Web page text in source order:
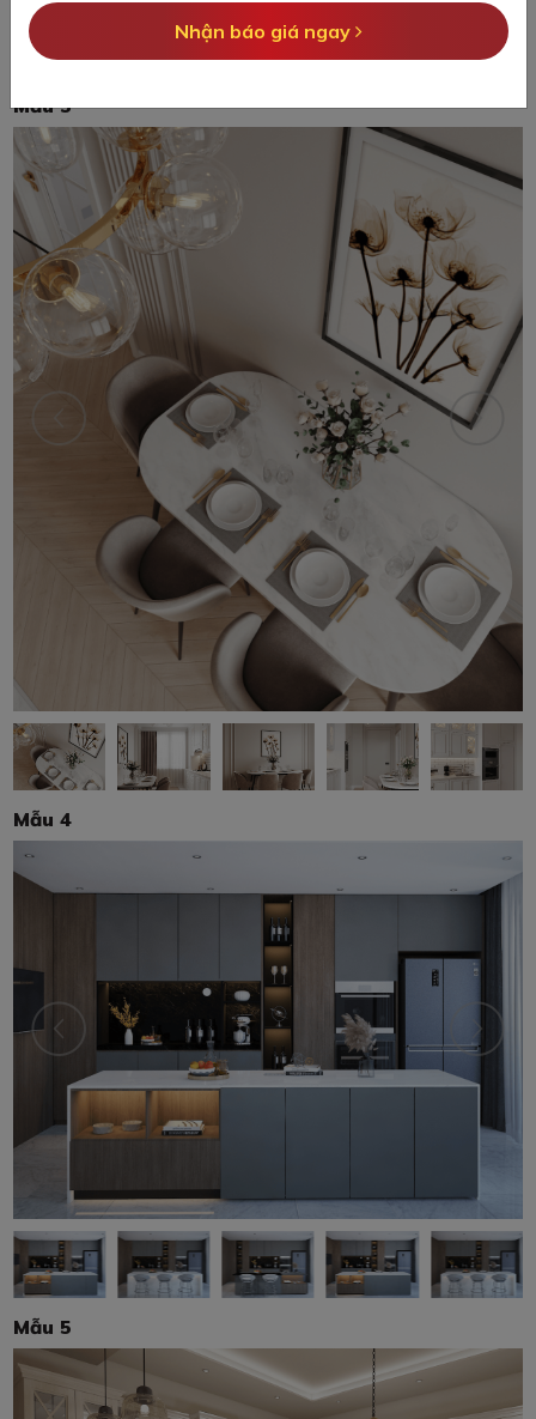
Mẫu 3
Mẫu 4
Mẫu 5
Nhận báo giá ngay